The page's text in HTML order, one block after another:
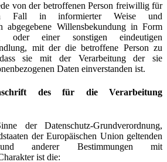
von der betroffenen Person freiwillig für
Fall in informierter Weise und
abgegebene Willensbekundung in Form
oder einer sonstigen eindeutigen
mit der die betroffene Person zu
sie mit der Verarbeitung der sie
Daten einverstanden ist.
des für die Verarbeitung
der Datenschutz-Grundverordnung,
der Europäischen Union geltenden
und anderer Bestimmungen mit
ist die: